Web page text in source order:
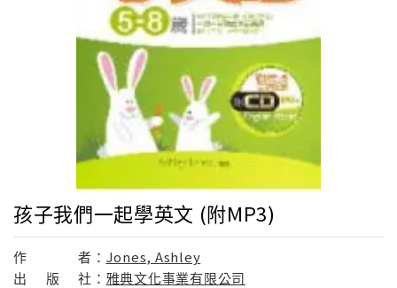
孩子我們一起學英文 (附MP3)
作 者： Jones, Ashley
出
版 社： 雅典文化事業有限公司